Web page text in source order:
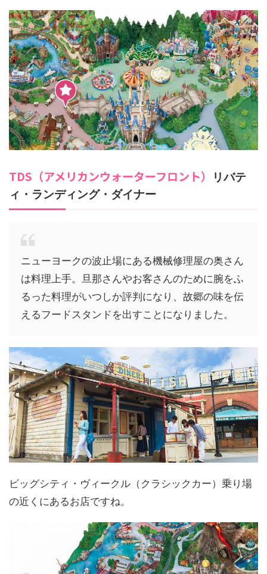
TDS（アメリカンウォーターフロント）
リバテ
ィ・ランディング・ダイナー
ニューヨークの波止場にある機械修理屋の奥さん
は料理上手。旦那さんやお客さんのために腕をふ
るった料理がいつしか評判になり、故郷の味を伝
えるフードスタンドを出すことになりました。
ビッグシティ・ヴィークル（クラシックカー）乗り場
の近くにあるお店ですね。